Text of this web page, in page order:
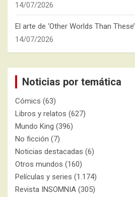
14/07/2026
El arte de ‘Other Worlds Than These’
14/07/2026
Noticias por temática
Cómics (63)
Libros y relatos (627)
Mundo King (396)
No ficción (7)
Noticias destacadas (6)
Otros mundos (160)
Películas y series (1.174)
Revista INSOMNIA (305)